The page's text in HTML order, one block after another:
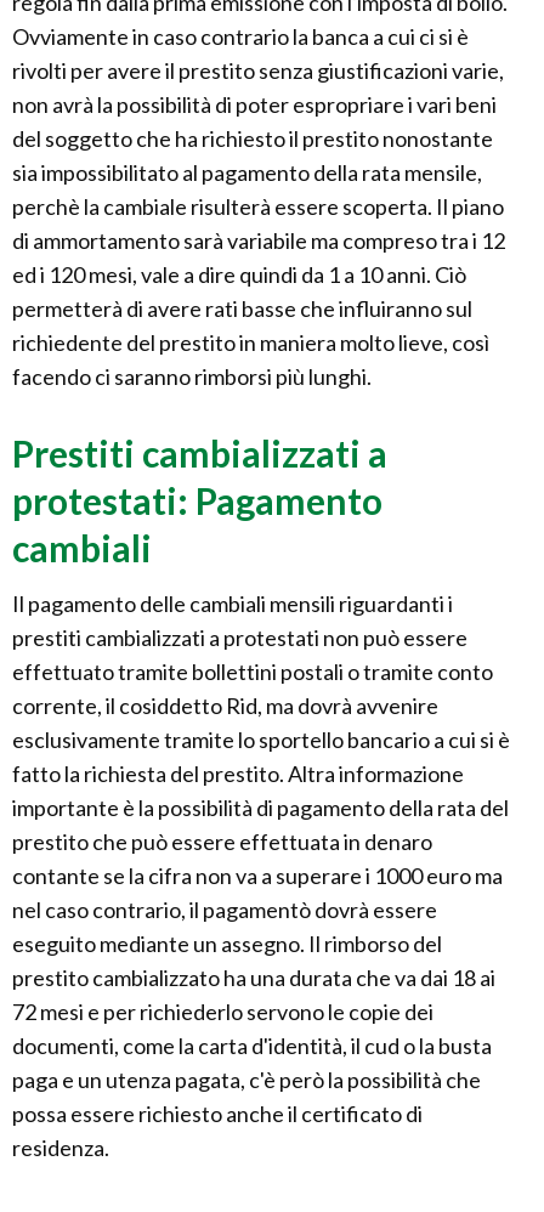
Ovviamente in caso contrario la banca a cui ci si è
rivolti per avere il prestito senza giustificazioni varie,
non avrà la possibilità di poter espropriare i vari beni
del soggetto che ha richiesto il prestito nonostante
sia impossibilitato al pagamento della rata mensile,
perchè la cambiale risulterà essere scoperta. Il piano
di ammortamento sarà variabile ma compreso tra i 12
ed i 120 mesi, vale a dire quindi da 1 a 10 anni. Ciò
permetterà di avere rati basse che influiranno sul
richiedente del prestito in maniera molto lieve, così
facendo ci saranno rimborsi più lunghi.
Prestiti cambializzati a
protestati: Pagamento
cambiali
Il pagamento delle cambiali mensili riguardanti i
prestiti cambializzati a protestati non può essere
effettuato tramite bollettini postali o tramite conto
corrente, il cosiddetto Rid, ma dovrà avvenire
esclusivamente tramite lo sportello bancario a cui si è
fatto la richiesta del prestito. Altra informazione
importante è la possibilità di pagamento della rata del
prestito che può essere effettuata in denaro
contante se la cifra non va a superare i 1000 euro ma
nel caso contrario, il pagamentò dovrà essere
eseguito mediante un assegno. Il rimborso del
prestito cambializzato ha una durata che va dai 18 ai
72 mesi e per richiederlo servono le copie dei
documenti, come la carta d'identità, il cud o la busta
paga e un utenza pagata, c'è però la possibilità che
possa essere richiesto anche il certificato di
residenza.